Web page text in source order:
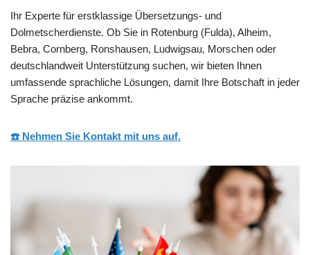
Ihr Experte für erstklassige Übersetzungs- und
Dolmetscherdienste. Ob Sie in Rotenburg (Fulda), Alheim,
Bebra, Cornberg, Ronshausen, Ludwigsau, Morschen oder
deutschlandweit Unterstützung suchen, wir bieten Ihnen
umfassende sprachliche Lösungen, damit Ihre Botschaft in jeder
Sprache präzise ankommt.
☎️ Nehmen Sie Kontakt mit uns auf.